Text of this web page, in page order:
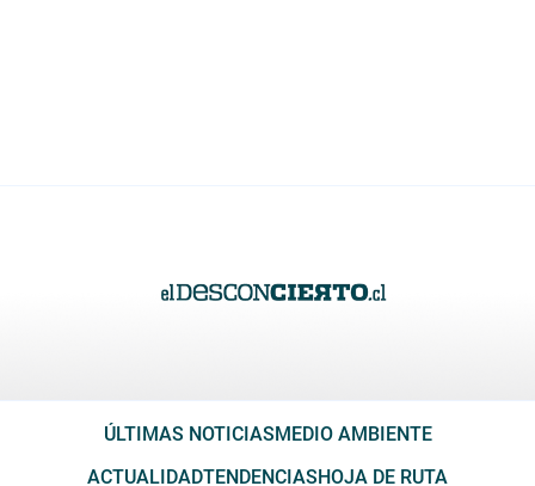
ÚLTIMAS NOTICIASMEDIO AMBIENTE
ACTUALIDADTENDENCIASHOJA DE RUTA